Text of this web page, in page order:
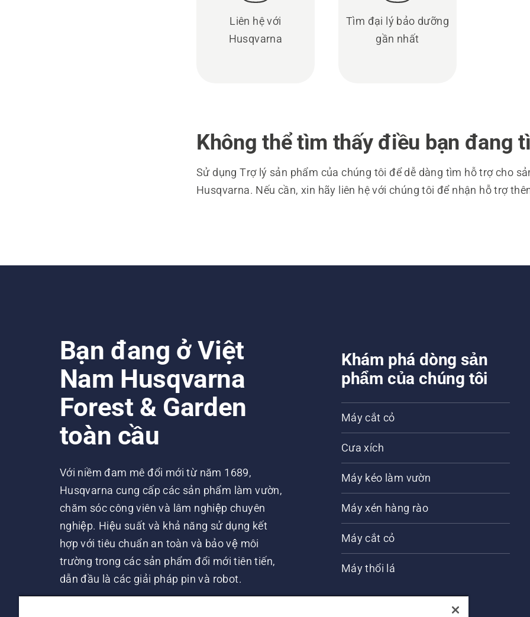
Liên hệ với
Husqvarna
Tìm đại lý bảo dưỡng
gần nhất
Không thể tìm thấy điều bạn đang
Sử dụng Trợ lý sản phẩm của chúng tôi để dễ dàng tìm hỗ trợ cho
Husqvarna. Nếu cần, xin hãy liên hệ với chúng tôi để nhận hỗ trợ
Bạn đang ở Việt
Nam Husqvarna
Forest & Garden
toàn cầu
Với niềm đam mê đổi mới từ năm 1689,
Husqvarna cung cấp các sản phẩm làm vườn,
chăm sóc công viên và lâm nghiệp chuyên
nghiệp. Hiệu suất và khả năng sử dụng kết
hợp với tiêu chuẩn an toàn và bảo vệ môi
trường trong các sản phẩm đổi mới tiên tiến,
dẫn đầu là các giải pháp pin và robot.
Khám phá dòng sản
phẩm của chúng tôi
Máy cắt cỏ
Cưa xích
Máy kéo làm vườn
Máy xén hàng rào
Máy cắt cỏ
Máy thổi lá